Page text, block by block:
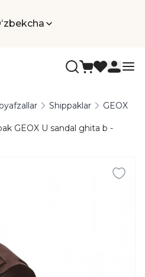
Shippaklar GEOX
GEOX U sandal ghita b -